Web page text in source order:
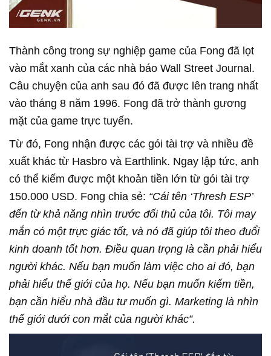
Thành công trong sự nghiệp game của Fong đã lọt
vào mắt xanh của các nhà báo Wall Street Journal.
Câu chuyện của anh sau đó đã được lên trang nhất
vào tháng 8 năm 1996. Fong đã trở thành gương
mặt của game trực tuyến.
Từ đó, Fong nhận được các gói tài trợ và nhiều đề
xuất khác từ Hasbro và Earthlink. Ngay lập tức, anh
có thể kiếm được một khoản tiền lớn từ gói tài trợ
150.000 USD. Fong chia sẻ: “Cái tên ‘Thresh ESP’
đến từ khả năng nhìn trước đối thủ của tôi. Tôi may
mắn có một trực giác tốt, và nó đã giúp tôi theo đuổi
kinh doanh tốt hơn. Điều quan trọng là cần phải hiểu
người khác. Nếu bạn muốn làm việc cho ai đó, bạn
phải hiểu thế giới của họ. Nếu bạn muốn kiếm tiền,
bạn cần hiểu nhà đầu tư muốn gì. Marketing là nhìn
thế giới dưới con mắt của người khác”.